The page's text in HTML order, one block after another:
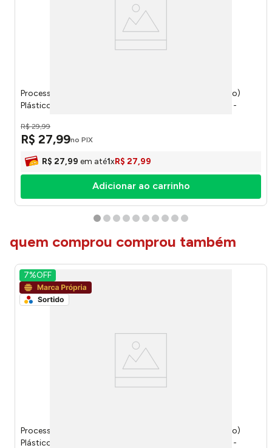
Processador Manual de Alimentos 800/900ml (Sortido)
Plástico 5 Lâminas Aço Inox Preto 13,5x14,5cm LM1215 -
R$ 29,99
R$ 27,99no PIX
R$ 27,99 em até1xR$ 27,99
Adicionar ao carrinho
quem comprou comprou também
7%OFF
Processador Manual de Alimentos 800/900ml (Sortido)
Plástico 5 Lâminas Aço Inox Preto 13,5x14,5cm LM1215 -